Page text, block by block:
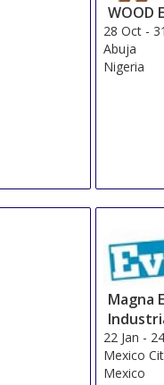
WOOD
28 Oct -
Abuja
Nigeria
Magna
22 Jan -
Mexico
Mexico